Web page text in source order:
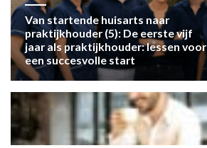
Van startende huisarts naar
praktijkhouder (5): De eerste vijf
jaar als praktijkhouder: lessen voor
een succesvolle start